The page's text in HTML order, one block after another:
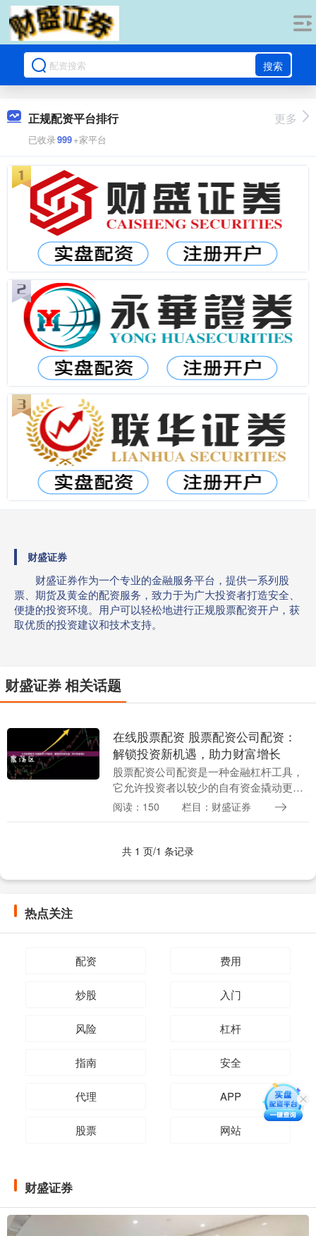
搜索
正规配资平台排行
已收录999+家平台
更多
财盛证券
财盛证券作为一个专业的金融服务平台，提供一系列股
票、期货及黄金的配资服务，致力于为广大投资者打造安全、
便捷的投资环境。用户可以轻松地进行正规股票配资开户，获
取优质的投资建议和技术支持。
财盛证券 相关话题
在线股票配资 股票配资公司配资：
解锁投资新机遇，助力财富增长
股票配资公司配资是一种金融杠杆工具，
它允许投资者以较少的自有资金撬动更大
的投资金额。通过与配资公司合作，投资
阅读：150 栏目：财盛证券
共 1 页/1 条记录
热点关注
配资 费用
炒股 入门
风险 杠杆
指南 安全
代理 APP
股票 网站
财盛证券